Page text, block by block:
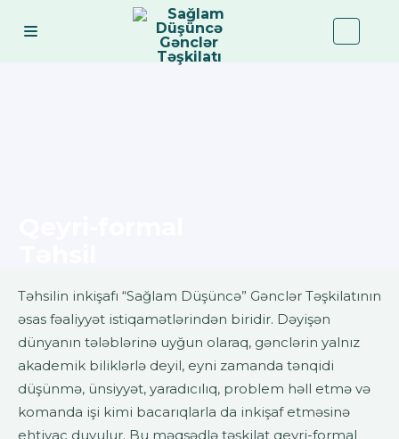
Təhsilin inkişafı “Sağlam Düşüncə” Gənclər Təşkilatının
əsas fəaliyyət istiqamətlərindən biridir. Dəyişən
dünyanın tələblərinə uyğun olaraq, gənclərin yalnız
akademik biliklərlə deyil, eyni zamanda tənqidi
düşünmə, ünsiyyət, yaradıcılıq, problem həll etmə və
komanda işi kimi bacarıqlarla da inkişaf etməsinə
ehtiyac duyulur. Bu məqsədlə təşkilat qeyri-formal